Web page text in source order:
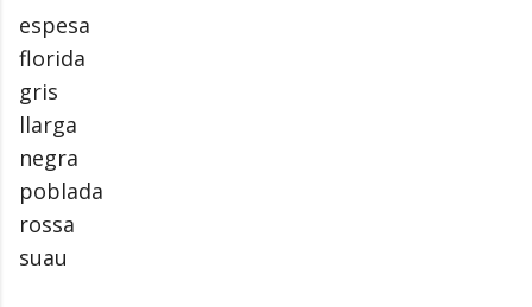
espesa
florida
gris
llarga
negra
poblada
rossa
suau